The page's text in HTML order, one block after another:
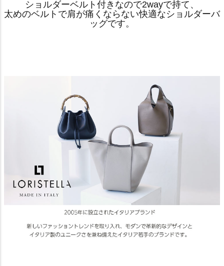
ショルダーベルト付きなので2wayで持て、
太めのベルトで肩が痛くならない快適なショルダーバ
ッグです。